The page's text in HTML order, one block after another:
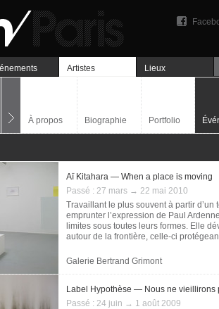
Artistes Lieux
À propos Biographie Portfolio
Aï Kitahara — When a place is moving
Passé : 27 mars → 22 mai 2010
Travaillant le plus souvent à partir d’un
emprunter l’expression de Paul
limites sous toutes leurs formes. Elle
autour de la frontière, celle-ci
Galerie Bertrand Grimont
Label Hypothèse — Nous ne vieillirons
Passé : 24 juin → 1 août 2009